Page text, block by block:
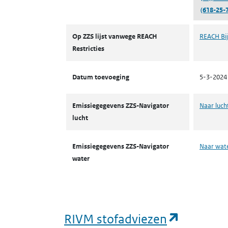
(618-25-
Op ZZS lijst vanwege REACH
Restricties
REACH
Datum toevoeging 5-3-2024
Emissiegegevens ZZS-Navigator
lucht
Naar
Emissiegegevens ZZS-Navigator
water
Naar
RIVM stofadviezen